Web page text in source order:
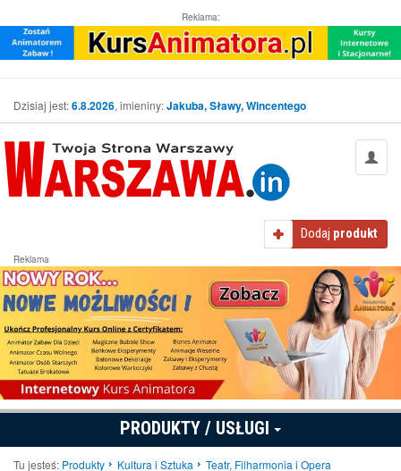
Reklama:
Dzisiaj jest:6.8.2026, imieniny:Jakuba, Sławy, Wincentego
Dodaj produkt
Reklama
PRODUKTY / USŁUGI
Tu jesteś: Produkty Kultura i Sztuka Teatr, Filharmonia i Opera